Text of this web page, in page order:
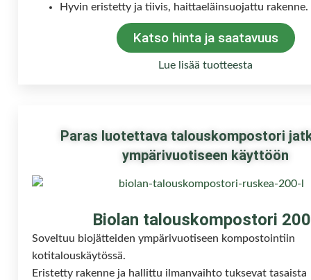
Hyvin eristetty ja tiivis, haittaeläinsuojattu rakenne.
Katso hinta ja saatavuus
Lue lisää tuotteesta
Paras luotettava talouskompostori
ympärivuotiseen käyttöön
Biolan talouskompostori
Soveltuu biojätteiden ympärivuotiseen kompostointiin
kotitalouskäytössä.
Eristetty rakenne ja hallittu ilmanvaihto tuksevat tasaista